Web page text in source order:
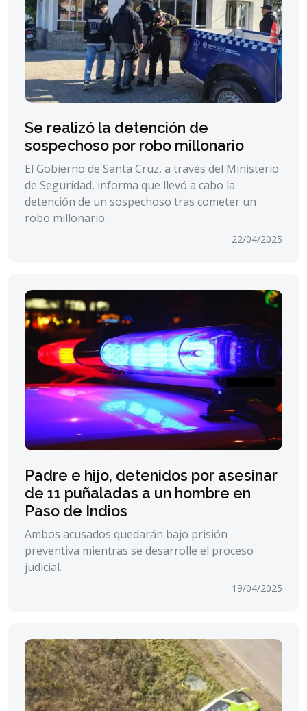
Se realizó la detención de
sospechoso por robo millonario
El Gobierno de Santa Cruz, a través del Ministerio
de Seguridad, informa que llevó a cabo la
detención de un sospechoso tras cometer un
robo millonario.
22/04/2025
Padre e hijo, detenidos por asesinar
de 11 puñaladas a un hombre en
Paso de Indios
Ambos acusados quedarán bajo prisión
preventiva mientras se desarrolle el proceso
judicial.
19/04/2025